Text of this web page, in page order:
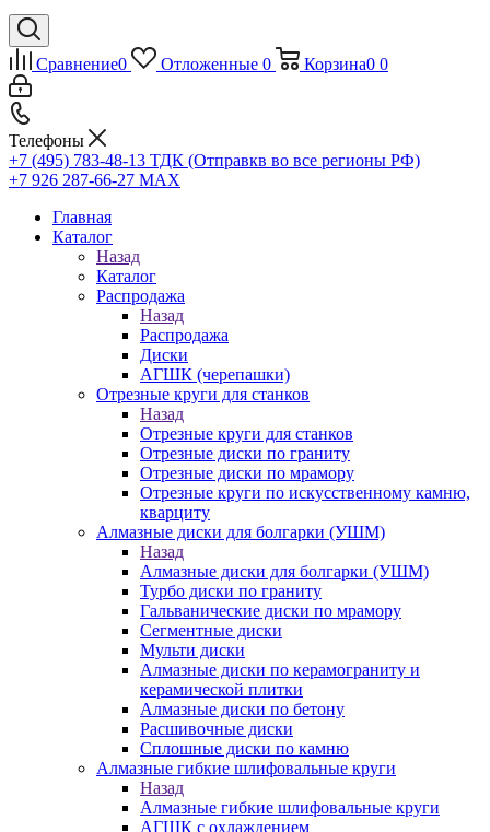
Сравнение0 Отложенные 0 Корзина0 0
Телефоны
+7 (495) 783-48-13 ТДК (Отправкв во все регионы РФ)
+7 926 287-66-27 МАХ
Главная
Каталог
Назад
Каталог
Распродажа
Назад
Распродажа
Диски
АГШК (черепашки)
Отрезные круги для станков
Назад
Отрезные круги для станков
Отрезные диски по граниту
Отрезные диски по мрамору
Отрезные круги по искусственному камню,
кварциту
Алмазные диски для болгарки (УШМ)
Назад
Алмазные диски для болгарки (УШМ)
Турбо диски по граниту
Гальванические диски по мрамору
Сегментные диски
Мульти диски
Алмазные диски по керамограниту и
керамической плитки
Алмазные диски по бетону
Расшивочные диски
Сплошные диски по камню
Алмазные гибкие шлифовальные круги
Назад
Алмазные гибкие шлифовальные круги
АГШК с охлаждением